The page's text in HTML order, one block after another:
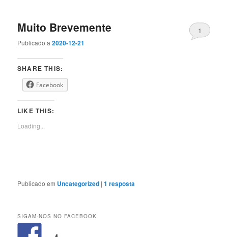
Muito Brevemente
Publicado a2020-12-21
1
SHARE THIS:
Facebook
LIKE THIS:
Loading...
Publicado em Uncategorized |1 resposta
SIGAM-NOS NO FACEBOOK